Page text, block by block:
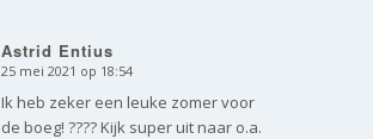
Astrid Entius
zegt:
25 mei 2021 op 18:54
Ik heb zeker een leuke zomer voor
de boeg! ???? Kijk super uit naar o.a.